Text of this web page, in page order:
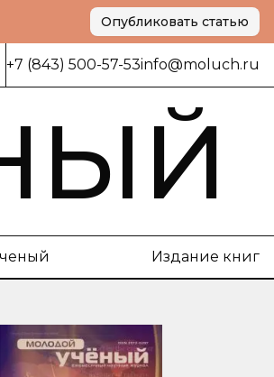
Опубликовать статью
+7 (843) 500-57-53info@moluch.ru
Издание книг